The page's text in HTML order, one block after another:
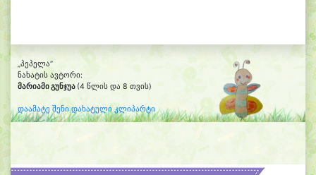
„პეპელა“
ნახატის ავტორი:
მარიამი გუნჯუა (4 წლის და 8 თვის)
დაამატე შენი დახატული კლიპარტი